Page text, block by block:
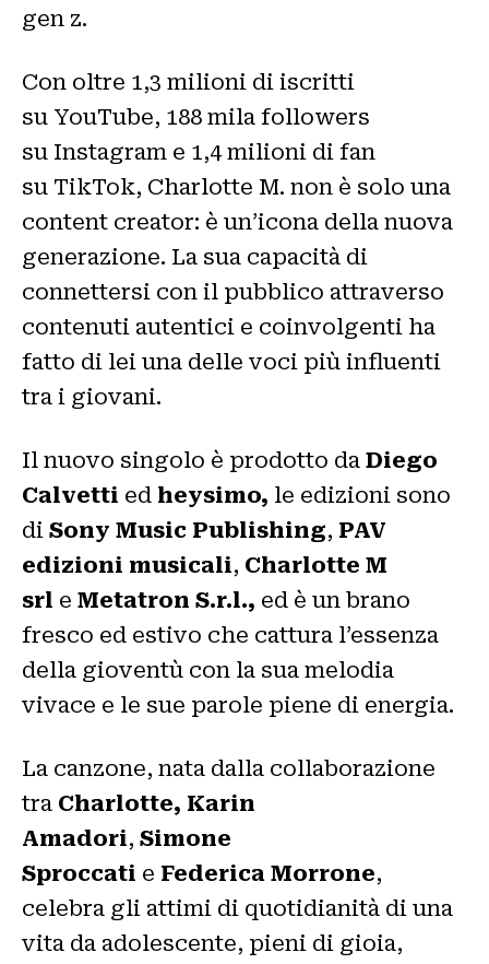
gen z.
Con oltre 1,3 milioni di iscritti
su YouTube, 188 mila followers
su Instagram e 1,4 milioni di fan
su TikTok, Charlotte M. non è solo una
content creator: è un’icona della nuova
generazione. La sua capacità di
connettersi con il pubblico attraverso
contenuti autentici e coinvolgenti ha
fatto di lei una delle voci più influenti
tra i giovani.
Il nuovo singolo è prodotto da Diego
Calvetti ed heysimo, le edizioni sono
di Sony Music Publishing, PAV
edizioni musicali, Charlotte M
srl e Metatron S.r.l., ed è un brano
fresco ed estivo che cattura l’essenza
della gioventù con la sua melodia
vivace e le sue parole piene di energia.
La canzone, nata dalla collaborazione
tra Charlotte, Karin
Amadori, Simone
Sproccati e Federica Morrone,
celebra gli attimi di quotidianità di una
vita da adolescente, pieni di gioia,